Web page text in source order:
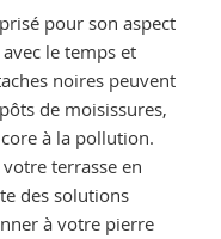
pour son aspect
le temps et
noires peuvent
de moisissures,
à la pollution.
votre terrasse en
des solutions
à votre pierre